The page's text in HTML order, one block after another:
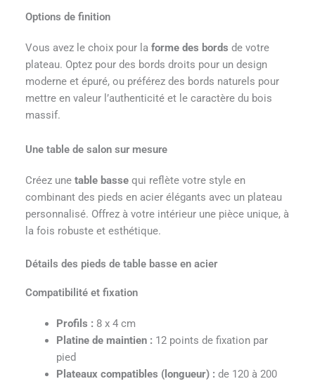
Options de finition
Vous avez le choix pour la forme des bords de votre
plateau. Optez pour des bords droits pour un design
moderne et épuré, ou préférez des bords naturels pour
mettre en valeur l’authenticité et le caractère du bois
massif.
Une table de salon sur mesure
Créez une table bassequi reflète votre style en
combinant des pieds en acier élégants avec un plateau
personnalisé. Offrez à votre intérieur une pièce unique, à
la fois robuste et esthétique.
Détails des pieds de table basse en acier
Compatibilité et fixation
Profils : 8 x 4 cm
Platine de maintien : 12 points de fixation par
pied
Plateaux compatibles (longueur) : de 120 à 200